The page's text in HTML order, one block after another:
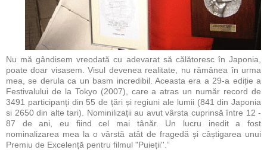
Nu mă gândisem vreodată cu adevarat să călătoresc în Japonia,
poate doar visasem. Visul devenea realitate, nu rămânea în urma
mea, se derula ca un basm incredibil. Aceasta era a 29-a ediție a
Festivalului de la Tokyo (2007), care a atras un număr record de
3491 participanți din 55 de țări și regiuni ale lumii (841 din Japonia
si 2650 din alte tari). Nominilizații au avut vârsta cuprinsă între 12 -
87 de ani, eu fiind cel mai tânăr. Un lucru inedit a fost
nominalizarea mea la o vârstă atât de fragedă și câștigarea unui
Premiu de Excelență pentru filmul "Puieții''.”